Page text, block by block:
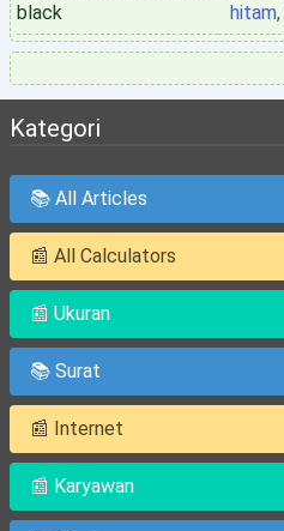
black
hitam,
Kategori
📚 All Articles
📰 All Calculators
📰 Ukuran
📚 Surat
📰 Internet
📰 Karyawan